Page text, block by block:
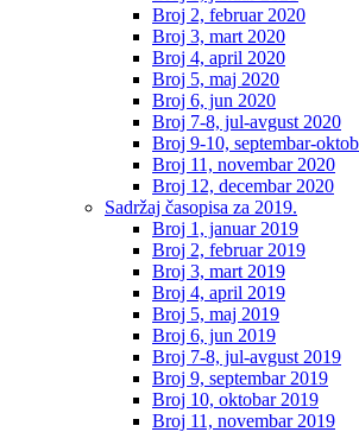
Broj 2, februar 2020
Broj 3, mart 2020
Broj 4, april 2020
Broj 5, maj 2020
Broj 6, jun 2020
Broj 7-8, jul-avgust 2020
Broj 9-10, septembar-
Broj 11, novembar 2020
Broj 12, decembar 2020
Sadržaj časopisa za 2019.
Broj 1, januar 2019
Broj 2, februar 2019
Broj 3, mart 2019
Broj 4, april 2019
Broj 5, maj 2019
Broj 6, jun 2019
Broj 7-8, jul-avgust 2019
Broj 9, septembar 2019
Broj 10, oktobar 2019
Broj 11, novembar 2019